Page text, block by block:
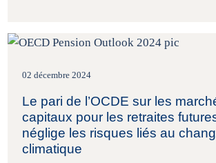
02 décembre 2024
Le pari de l’OCDE sur les
capitaux pour les retraites
néglige les risques liés au
climatique